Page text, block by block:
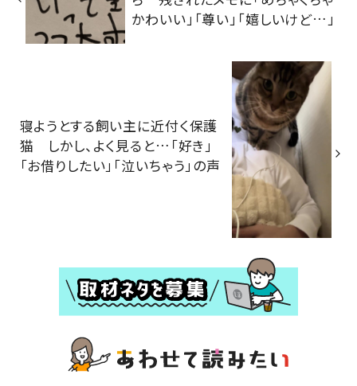
かわいい」「尊い」「嬉しいけど…」
寝ようとする飼い主に近付く保護
猫 しかし、よく見ると…「好き」
「お借りしたい」「泣いちゃう」の声